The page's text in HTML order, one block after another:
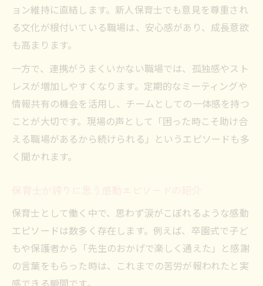
ョン維持に直結します。新人保育士でも意見を尊重され
る文化が根付いている職場は、安心感があり、成長意欲
も高まります。
一方で、連携がうまくいかない職場では、孤独感やスト
レスが増加しやすくなります。定期的なミーティングや
情報共有の機会を活用し、チームとしての一体感を持つ
ことが大切です。現場の声として「困った時こそ助け合
える職場があるから続けられる」というエピソードも多
く聞かれます。
保育士が誇りに思う感動エピソードの紹介
保育士として働く中で、思わず涙がこぼれるような感動
エピソードは数多く存在します。例えば、卒園式で子ど
もや保護者から「先生のおかげで楽しく通えた」と感謝
の言葉をもらった時は、これまでの苦労が報われたと実
感できる瞬間です。